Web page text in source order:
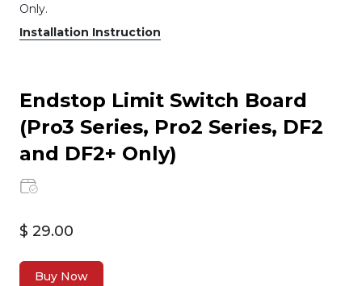
Only.
Installation Instruction
Endstop Limit Switch Board
(Pro3 Series, Pro2 Series, DF2
and DF2+ Only)
$ 29.00
Buy Now